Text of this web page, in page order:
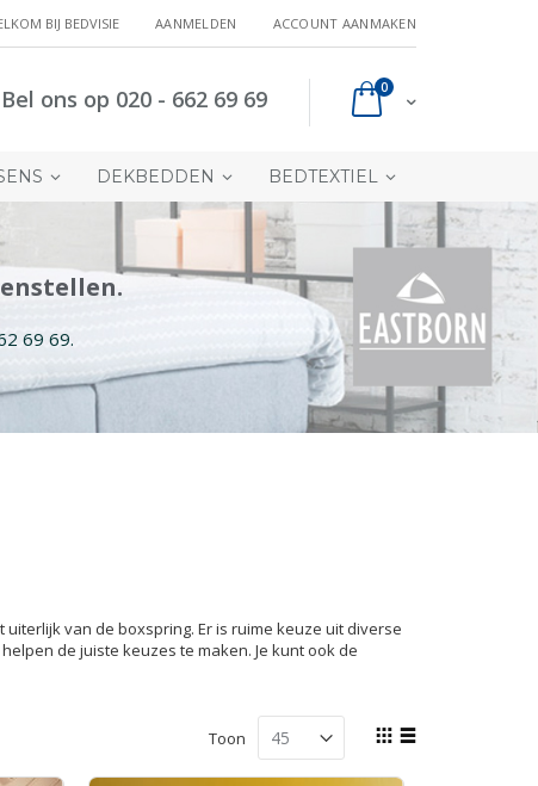
BIJ BEDVISIE AANMELDEN ACCOUNT AANMAKEN
Cart
0producten
ons op 020 - 662 69 69
DEKBEDDEN BEDTEXTIEL
69 69.
van de boxspring. Er is ruime keuze uit diverse
de juiste keuzes te maken. Je kunt ook de
Tonen
Toon